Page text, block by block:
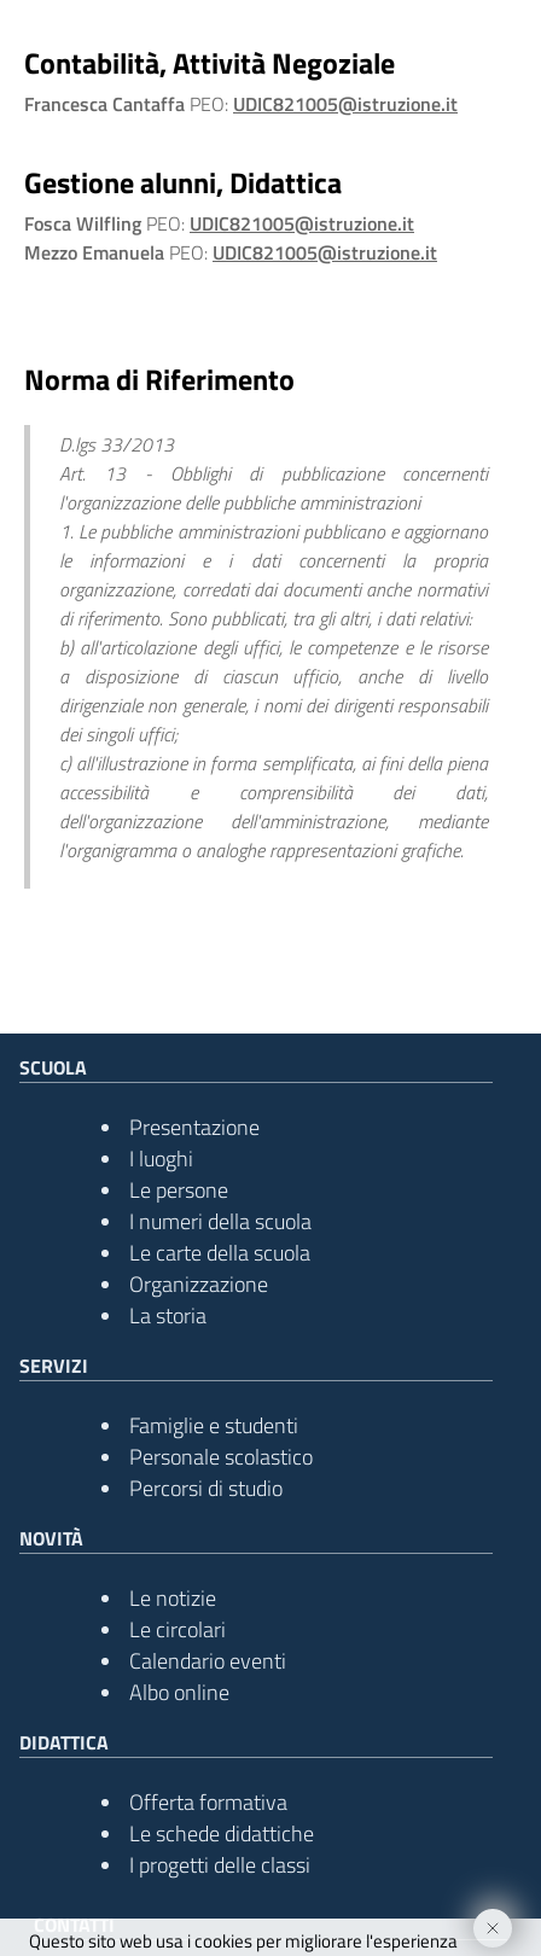
Contabilità, Attività Negoziale
Francesca Cantaffa PEO: UDIC821005@istruzione.it
Gestione alunni, Didattica
Fosca Wilfling PEO: UDIC821005@istruzione.it
Mezzo Emanuela PEO: UDIC821005@istruzione.it
Norma di Riferimento
D.lgs 33/2013
Art. 13 - Obblighi di pubblicazione concernenti
l'organizzazione delle pubbliche amministrazioni
1. Le pubbliche amministrazioni pubblicano e aggiornano
le informazioni e i dati concernenti la propria
organizzazione, corredati dai documenti anche normativi
di riferimento. Sono pubblicati, tra gli altri, i dati relativi:
b) all'articolazione degli uffici, le competenze e le risorse
a disposizione di ciascun ufficio, anche di livello
dirigenziale non generale, i nomi dei dirigenti responsabili
dei singoli uffici;
c) all'illustrazione in forma semplificata, ai fini della piena
accessibilità e comprensibilità dei dati,
dell'organizzazione dell'amministrazione, mediante
l'organigramma o analoghe rappresentazioni grafiche.
SCUOLA
Presentazione
I luoghi
Le persone
I numeri della scuola
Le carte della scuola
Organizzazione
La storia
SERVIZI
Famiglie e studenti
Personale scolastico
Percorsi di studio
NOVITÀ
Le notizie
Le circolari
Calendario eventi
Albo online
DIDATTICA
Offerta formativa
Le schede didattiche
I progetti delle classi
CONTATTI
Questo sito web usa i cookies per migliorare l'esperienza
del testo
del testo
del testo
del testo